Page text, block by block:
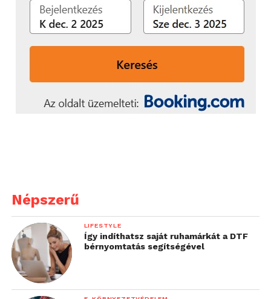
Népszerű
LIFESTYLE
Így indíthatsz saját ruhamárkát a DTF
bérnyomtatás segítségével